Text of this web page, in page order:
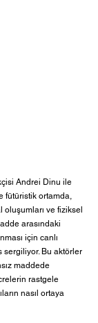
Andrei Dinu ile
fütüristik ortamda,
ve fiziksel
arasındaki
için canlı
Bu aktörler
maddede
rastgele
nasıl ortaya